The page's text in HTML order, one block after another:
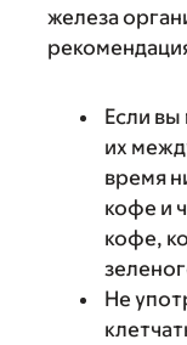
железа
Если вы
их
время
кофе и
кофе,
Не